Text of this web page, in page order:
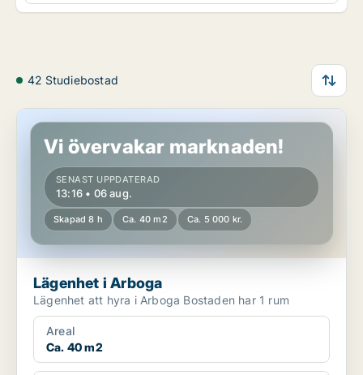
42 Studiebostad
Lägenhet i Arboga
Vi övervakar marknaden!
SENAST UPPDATERAD
13:16 • 06 aug.
Skapad 8 h Ca. 40 m2 Ca. 5 000 kr.
Lägenhet i Arboga
Lägenhet att hyra i Arboga Bostaden har 1 rum
Areal
Ca. 40 m2